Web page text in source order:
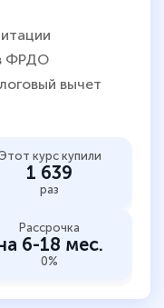
ФРДО
вычет
Этот курс купили
1 639
раз
Рассрочка
6-18 мес.
0%